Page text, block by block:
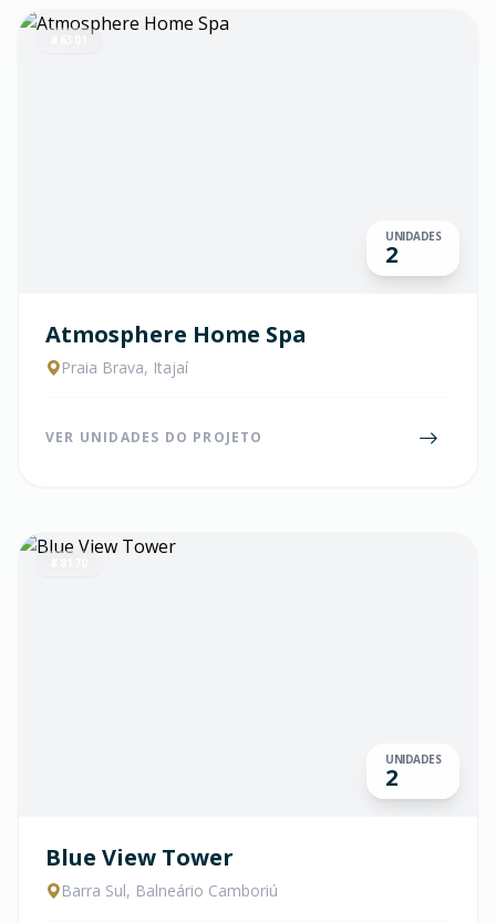
UNIDADES
2
Atmosphere Home Spa
Praia Brava, Itajaí
VER UNIDADES DO PROJETO
UNIDADES
2
Blue View Tower
Barra Sul, Balneário Camboriú